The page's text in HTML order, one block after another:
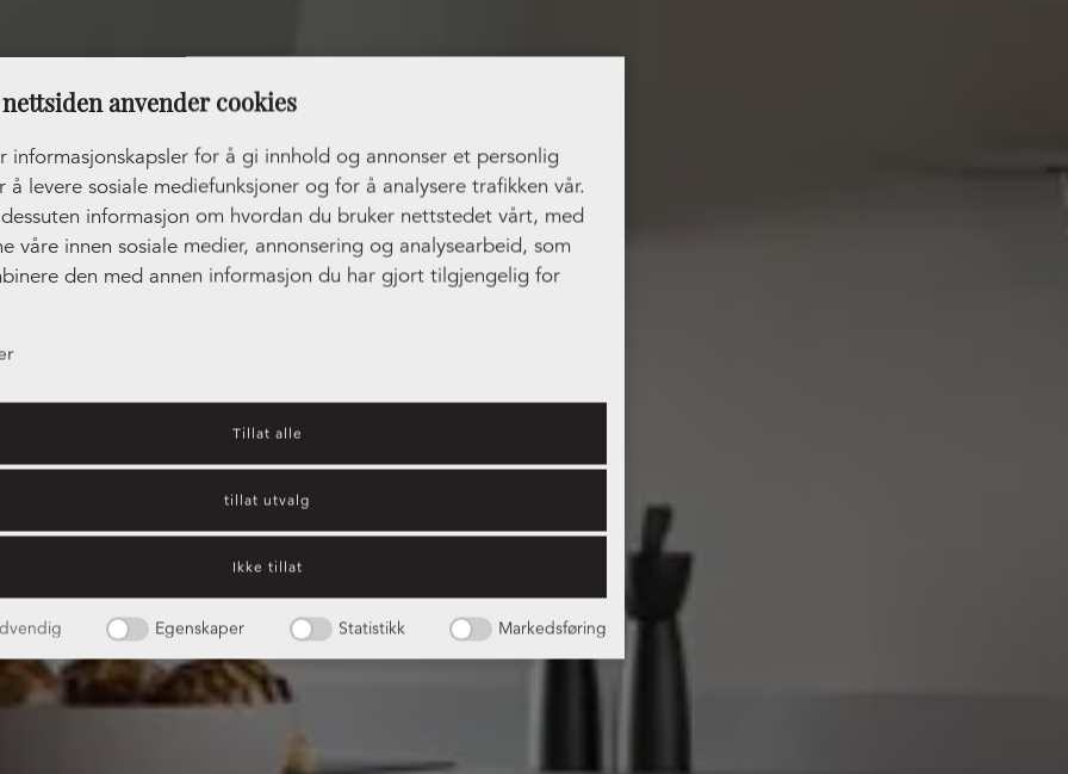
anvender cookies
informasjonskapsler for å gi innhold og annonser et personlig
å levere sosiale mediefunksjoner og for å analysere trafikken vår.
informasjon om hvordan du bruker nettstedet vårt, med
våre innen sosiale medier, annonsering og analysearbeid, som
den med annen informasjon du har gjort tilgjengelig for
Tillat alle
tillat utvalg
Ikke tillat
Egenskaper Statistikk Markedsføring